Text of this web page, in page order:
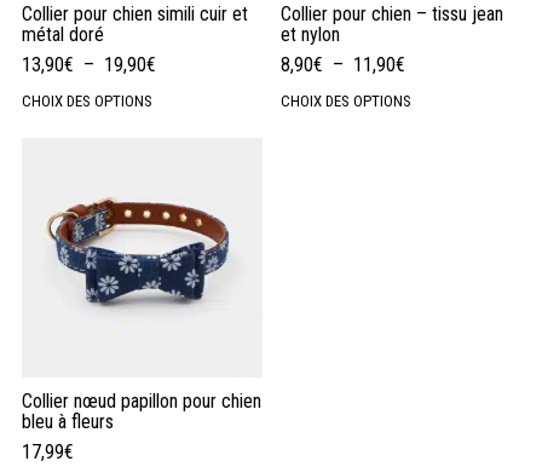
Collier pour chien simili cuir et
métal doré
13,90€ – 19,90€
CHOIX DES OPTIONS
Collier pour chien – tissu jean
et nylon
8,90€ – 11,90€
CHOIX DES OPTIONS
Collier nœud papillon pour chien
bleu à fleurs
17,99€